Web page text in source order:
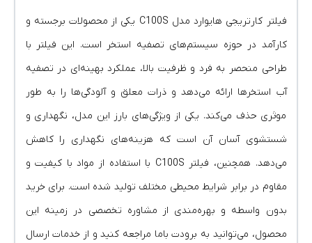
فیلتر کارتریجی هایوارد مدل C100S یکی از محصولات برجسته و
کارآمد در حوزه سیستم‌های تصفیه استخر است. این فیلتر با
طراحی منحصر به فرد و ظرفیت بالا، عملکرد بهینه‌ای در تصفیه
آب استخرها ارائه می‌دهد و ذرات معلق و آلودگی‌ها را به طور
موثری حذف می‌کند. یکی از ویژگی‌های بارز این مدل، نگهداری و
شستشوی آسان آن است که هزینه‌های نگهداری را کاهش
می‌دهد. همچنین، فیلتر C100S با استفاده از مواد با کیفیت و
مقاوم در برابر شرایط محیطی مختلف تولید شده است. برای خرید
بدون واسطه و بهره‌مندی از مشاوره تخصصی در زمینه این
محصول، می‌توانید به برودت باما مراجعه کنید و از خدمات ارسال